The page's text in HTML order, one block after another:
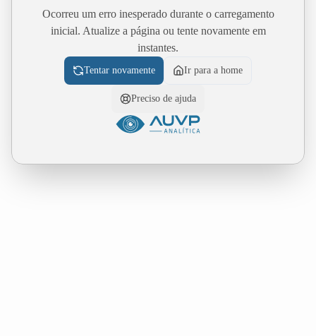
Ocorreu um erro inesperado durante o carregamento
inicial. Atualize a página ou tente novamente em
instantes.
Tentar novamente Ir para a home
Preciso de ajuda